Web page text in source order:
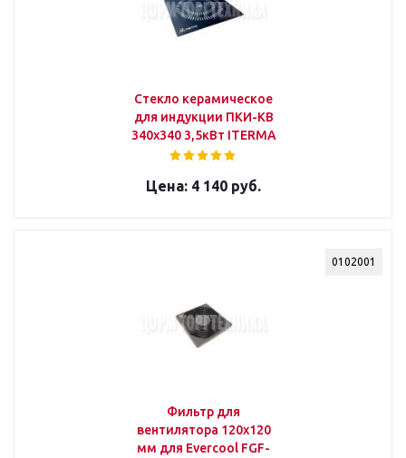
Стекло керамическое
для индукции ПКИ-КВ
340х340 3,5кВт ITERMA
4 140 руб.
0102001
Фильтр для
вентилятора 120х120
мм для Evercool FGF-